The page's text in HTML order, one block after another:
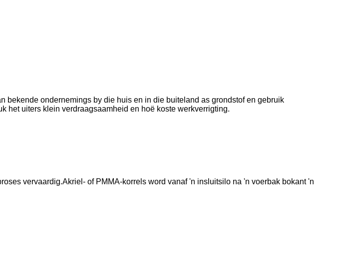
ondernemings by die huis en in die buiteland as grondstof en gebruik
het uiters klein verdraagsaamheid en hoë koste werkverrigting.
vervaardig.Akriel- of PMMA-korrels word vanaf 'n insluitsilo na 'n voerbak bokant 'n